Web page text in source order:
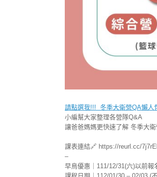
請點選我!!! 冬季大衛營QA懶人
小編幫大家整理各營隊Q&A
讓爸爸媽媽更快速了解 冬季大衛
課表連結🔗 https://reurl.cc/7j7rEl
–
早鳥優惠｜111/12/31(六)以前報